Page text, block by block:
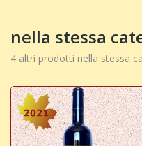
nella stessa
4 altri prodotti nella stessa